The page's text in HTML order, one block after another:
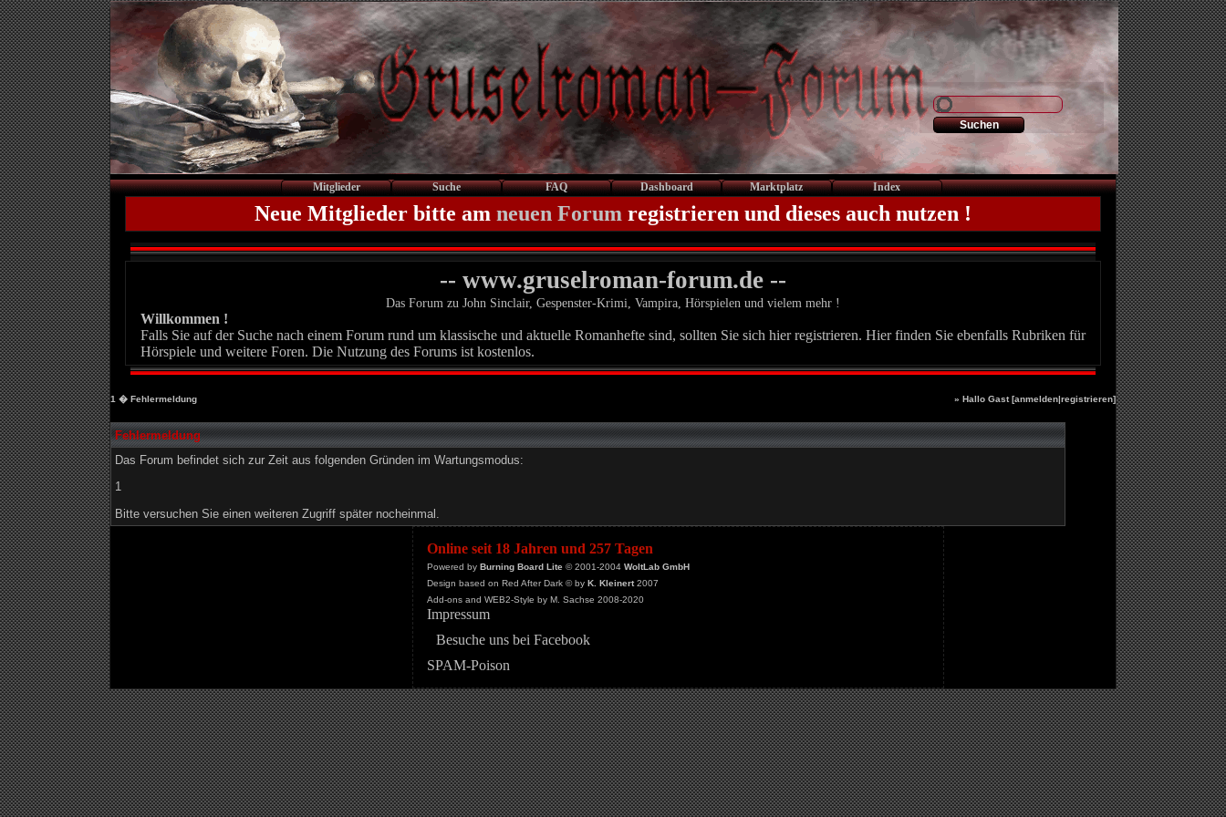
Mitglieder Suche FAQ Dashboard Marktplatz Index
Neue Mitglieder bitte am neuen Forum registrieren und dieses auch nutzen !
-- www.gruselroman-forum.de --
Das Forum zu John Sinclair, Gespenster-Krimi, Vampira, Hörspielen und vielem mehr !
Willkommen !
Falls Sie auf der Suche nach einem Forum rund um klassische und aktuelle Romanhefte sind, sollten Sie sich hier registrieren. Hier finden Sie ebenfalls Rubriken für
Hörspiele und weitere Foren. Die Nutzung des Forums ist kostenlos.
1 � Fehlermeldung » Hallo Gast [anmelden|registrieren]
Fehlermeldung
Das Forum befindet sich zur Zeit aus folgenden Gründen im Wartungsmodus:
1
Bitte versuchen Sie einen weiteren Zugriff später nocheinmal.
Online seit 18 Jahren und 257 Tagen
Powered by Burning Board Lite© 2001-2004 WoltLab GmbH
Design based on Red After Dark © by K. Kleinert2007
Add-ons and WEB2-Style by M. Sachse 2008-2020
Impressum
Besuche uns bei Facebook
SPAM-Poison